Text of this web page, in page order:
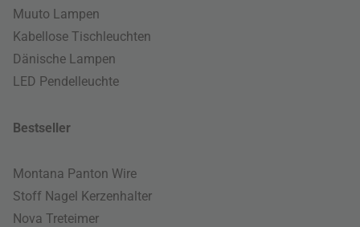
Muuto Lampen
Kabellose Tischleuchten
Dänische Lampen
LED Pendelleuchte
Bestseller
Montana Panton Wire
Stoff Nagel Kerzenhalter
Nova Treteimer